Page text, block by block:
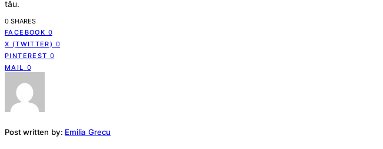
tău.
0 SHARES
FACEBOOK 0
X (TWITTER) 0
PINTEREST 0
MAIL
0
Post written by: Emilia Grecu